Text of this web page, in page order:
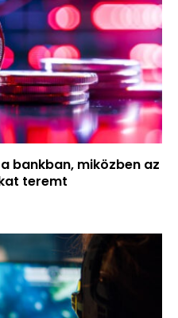
bankban, miközben az
teremt